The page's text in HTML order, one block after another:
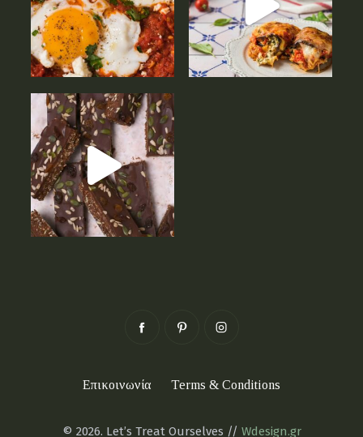
© 2026. Let’s Treat Ourselves // Wdesign.gr
Επικοινωνία Terms & Conditions